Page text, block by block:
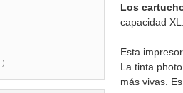
Los
capacidad XL.
Esta
La tinta
más vivas.
artículo